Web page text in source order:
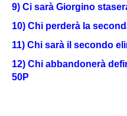
9) Ci sarà Giorgino
10) Chi perderà la
11) Chi sarà il secondo
12) Chi abbandonerà
50P